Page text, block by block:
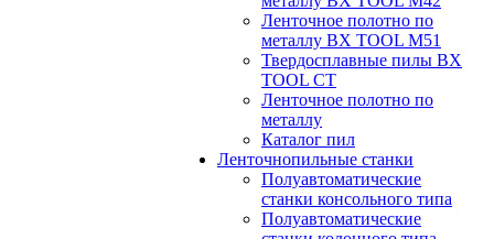
Ленточное полотно по
металлу BX TOOL M51
Твердосплавные пилы BX
TOOL CT
Ленточное полотно по
металлу
Каталог пил
Ленточнопильные станки
Полуавтоматические
станки консольного типа
Полуавтоматические